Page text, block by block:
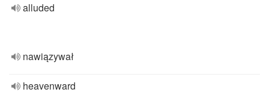
alluded
nawiązywał
heavenward